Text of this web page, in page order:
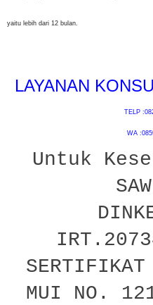
yaitu lebih dari 12 bulan.
LAYANAN
TELP
WA
Untuk
SERTIFIKAT
MUI NO.